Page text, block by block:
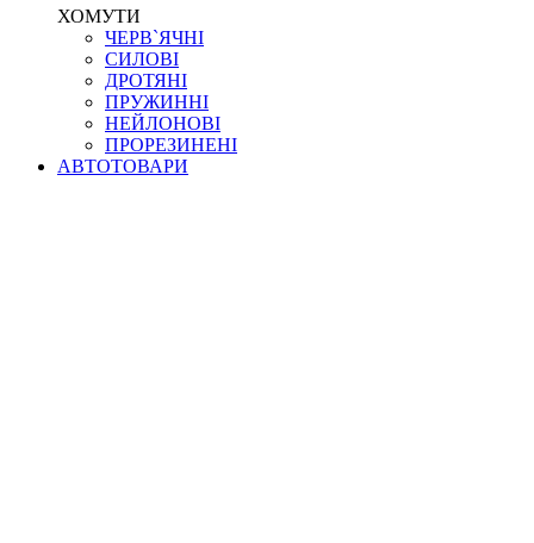
ХОМУТИ
ЧЕРВ`ЯЧНІ
СИЛОВІ
ДРОТЯНІ
ПРУЖИННІ
НЕЙЛОНОВІ
ПРОРЕЗИНЕНІ
АВТОТОВАРИ